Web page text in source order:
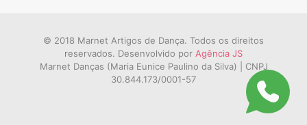
© 2018 Marnet Artigos de Dança. Todos os direitos
reservados. Desenvolvido por Agência JS
Marnet Danças (Maria Eunice Paulino da Silva) | CNPJ
30.844.173/0001-57